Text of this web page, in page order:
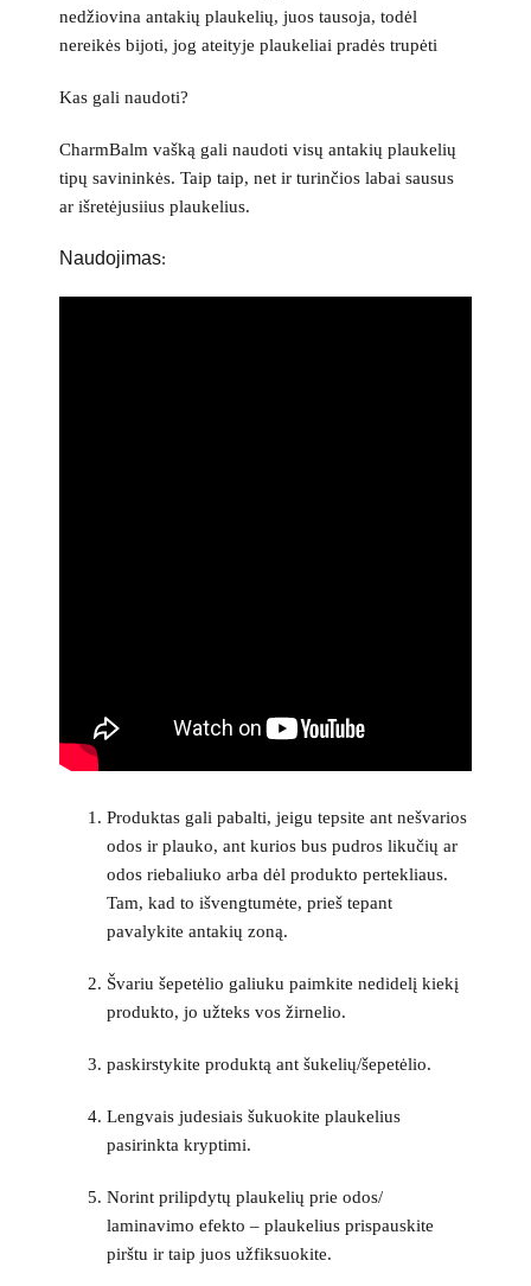
nedžiovina antakių plaukelių, juos tausoja, todėl
nereikės bijoti, jog ateityje plaukeliai pradės trupėti
Kas gali naudoti?
CharmBalm vašką gali naudoti visų antakių plaukelių
tipų savininkės. Taip taip, net ir turinčios labai sausus
ar išretėjusiius plaukelius.
Naudojimas:
Produktas gali pabalti, jeigu tepsite ant nešvarios
odos ir plauko, ant kurios bus pudros likučių ar
odos riebaliuko arba dėl produkto pertekliaus.
Tam, kad to išvengtumėte, prieš tepant
pavalykite antakių zoną.
Švariu šepetėlio galiuku paimkite nedidelį kiekį
produkto, jo užteks vos žirnelio.
paskirstykite produktą ant šukelių/šepetėlio.
Lengvais judesiais šukuokite plaukelius
pasirinkta kryptimi.
Norint prilipdytų plaukelių prie odos/
laminavimo efekto – plaukelius prispauskite
pirštu ir taip juos užfiksuokite.